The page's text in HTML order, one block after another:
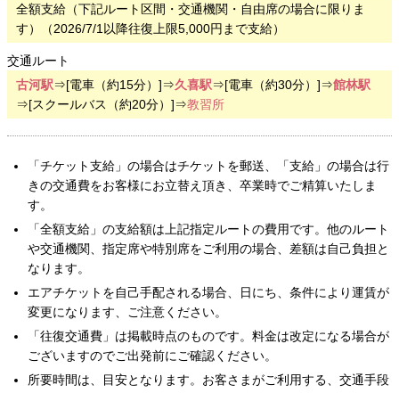
全額支給（下記ルート区間・交通機関・自由席の場合に限りま
す）（2026/7/1以降往復上限5,000円まで支給）
交通ルート
古河駅⇒[電車（約15分）]⇒久喜駅⇒[電車（約30分）]⇒館林駅
⇒[スクールバス（約20分）]⇒教習所
「チケット支給」の場合はチケットを郵送、「支給」の場合は行
きの交通費をお客様にお立替え頂き、卒業時でご精算いたしま
す。
「全額支給」の支給額は上記指定ルートの費用です。他のルート
や交通機関、指定席や特別席をご利用の場合、差額は自己負担と
なります。
エアチケットを自己手配される場合、日にち、条件により運賃が
変更になります、ご注意ください。
「往復交通費」は掲載時点のものです。料金は改定になる場合が
ございますのでご出発前にご確認ください。
所要時間は、目安となります。お客さまがご利用する、交通手段